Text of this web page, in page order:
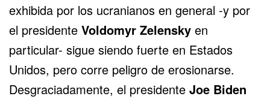
exhibida por los ucranianos en general -y por
el presidente Voldomyr Zelensky en
particular- sigue siendo fuerte en Estados
Unidos, pero corre peligro de erosionarse.
Desgraciadamente, el presidente Joe Biden